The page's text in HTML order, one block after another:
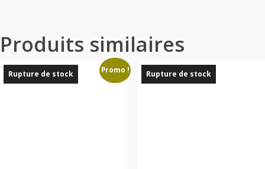
Produits similaires
Rupture de stock Promo ! Rupture de stock